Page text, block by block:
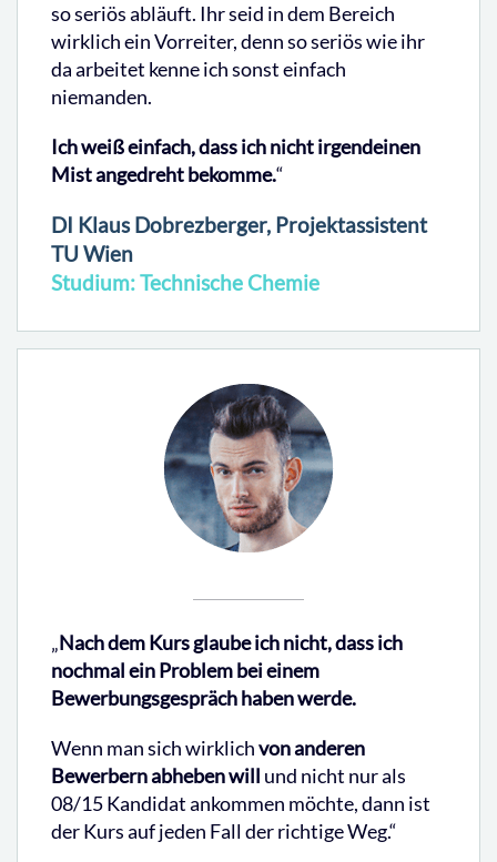
so seriös abläuft. Ihr seid in dem Bereich
wirklich ein Vorreiter, denn so seriös wie ihr
da arbeitet kenne ich sonst einfach
niemanden.
Ich weiß einfach, dass ich nicht irgendeinen
Mist angedreht bekomme.“
DI Klaus Dobrezberger, Projektassistent
TU Wien
Studium: Technische Chemie
„Nach dem Kurs glaube ich nicht, dass ich
nochmal ein Problem bei einem
Bewerbungsgespräch haben werde.
Wenn man sich wirklichvon anderen
Bewerbern abheben will und nicht nur als
08/15 Kandidat ankommen möchte, dann ist
der Kurs auf jeden Fall der richtige Weg.“